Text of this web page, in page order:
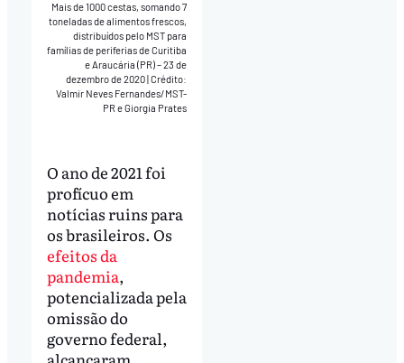
Mais de 1000 cestas, somando 7
toneladas de alimentos frescos,
distribuídos pelo MST para
famílias de periferias de Curitiba
e Araucária (PR) – 23 de
dezembro de 2020 Crédito:
Valmir Neves Fernandes/MST-
PR e Giorgia Prates
O ano de 2021 foi
profícuo em
notícias ruins para
os brasileiros. Os
efeitos da
pandemia,
potencializada pela
omissão do
governo federal,